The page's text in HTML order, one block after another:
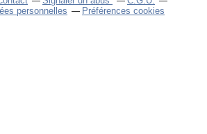
personnelles
Préférences cookies